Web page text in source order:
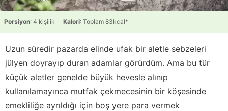
Porsiyon: 4 kişilik Kalori: Toplam 83kcal*
Uzun süredir pazarda elinde ufak bir aletle sebzeleri
jülyen doyrayıp duran adamlar görürdüm. Ama bu tür
küçük aletler genelde büyük hevesle alınıp
kullanılamayınca mutfak çekmecesinin bir köşesinde
emekliliğe ayrıldığı için boş yere para vermek